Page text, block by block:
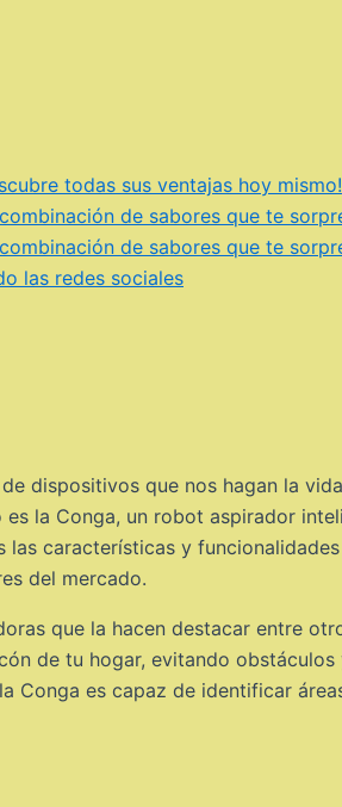
todas sus ventajas hoy mismo!
de sabores que te
de sabores que te
las redes sociales
dispositivos que nos hagan la
la Conga, un robot aspirador
características y
del mercado.
que la hacen destacar entre
de tu hogar, evitando
Conga es capaz de identificar